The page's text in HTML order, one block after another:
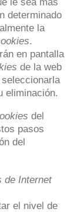
determinado
la
.
en pantalla
de la web
eliminación.
del
pasos
del
de Internet
el nivel de